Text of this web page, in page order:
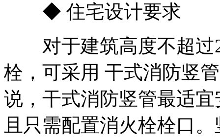
◆ 住宅设计要求
对于建筑高度不超过
栓，可采用 干式消防竖
说，干式消防竖管最适
且只需配置消火栓栓口